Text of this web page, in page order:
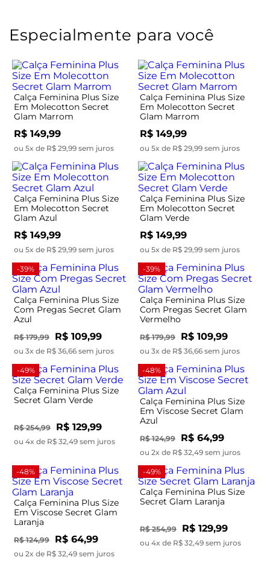
Especialmente para você
Calça Feminina Plus Size
Em Molecotton Secret
Glam Marrom
R$ 149,99
ou 5x de R$ 29,99 sem juros
Calça Feminina Plus Size
Em Molecotton Secret
Glam Marrom
R$ 149,99
ou 5x de R$ 29,99 sem juros
Calça Feminina Plus Size
Em Molecotton Secret
Glam Azul
R$ 149,99
ou 5x de R$ 29,99 sem juros
Calça Feminina Plus Size
Em Molecotton Secret
Glam Verde
R$ 149,99
ou 5x de R$ 29,99 sem juros
-39%
Calça Feminina Plus Size
Com Pregas Secret Glam
Azul
R$ 179,99 R$ 109,99
ou 3x de R$ 36,66 sem juros
-39%
Calça Feminina Plus Size
Com Pregas Secret Glam
Vermelho
R$ 179,99 R$ 109,99
ou 3x de R$ 36,66 sem juros
-49%
Calça Feminina Plus Size
Secret Glam Verde
R$ 254,99 R$ 129,99
ou 4x de R$ 32,49 sem juros
-48%
Calça Feminina Plus Size
Em Viscose Secret Glam
Azul
R$ 124,99 R$ 64,99
ou 2x de R$ 32,49 sem juros
-48%
Calça Feminina Plus Size
Em Viscose Secret Glam
Laranja
R$ 124,99 R$ 64,99
ou 2x de R$ 32,49 sem juros
-49%
Calça Feminina Plus Size
Secret Glam Laranja
R$ 254,99 R$ 129,99
ou 4x de R$ 32,49 sem juros